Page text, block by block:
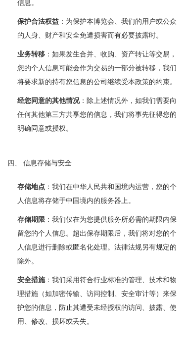
信息。
保护合法权益 ：为保护本博览会、我们的用户或公众
的人身、财产和安全免遭损害而有必要披露时。
业务转移 ：如果发生合并、收购、资产转让等交易，
您的个人信息可能会作为交易的一部分被转移，我们
将要求新的持有您信息的公司继续受本政策的约束。
经您同意的其他情况：除上述情况外，如我们需要向
任何其他第三方共享您的信息，我们将事先征得您的
明确同意或授权。
四、 信息存储与安全
存储地点 ：我们在中华人民共和国境内运营，您的个
人信息将存储于中国境内的服务器上。
存储期限 ：我们仅在为您提供服务所必需的期限内保
留您的个人信息。超出保存期限后，我们将对您的个
人信息进行删除或匿名化处理。法律法规另有规定的
除外。
安全措施：我们采用符合行业标准的管理、技术和物
理措施（如加密传输、访问控制、安全审计等）来保
护您的信息，防止其遭受未经授权的访问、披露、使
用、修改、损坏或丢失。